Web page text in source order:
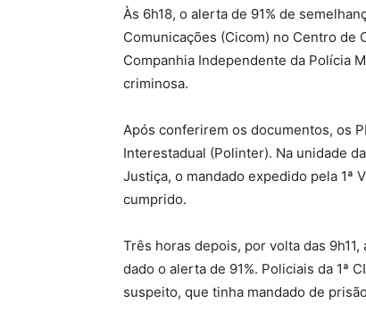
Às 6h18, o alerta de 91% de
Comunicações (Cicom) no Centro de
Companhia Independente da Polícia
criminosa.
Após conferirem os documentos, os
Interestadual (Polinter). Na unidade
Justiça, o mandado expedido pela 1ª
cumprido.
Três horas depois, por volta das
dado o alerta de 91%. Policiais da 1ª
suspeito, que tinha mandado de